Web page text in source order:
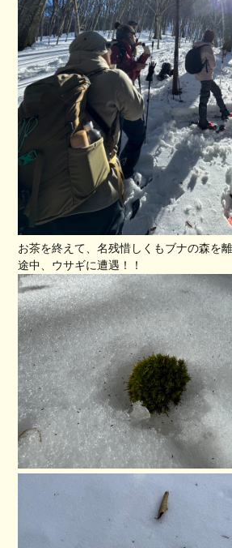
お茶を終えて、名残惜しくもブナの森を離
途中、ウサギに遭遇！！